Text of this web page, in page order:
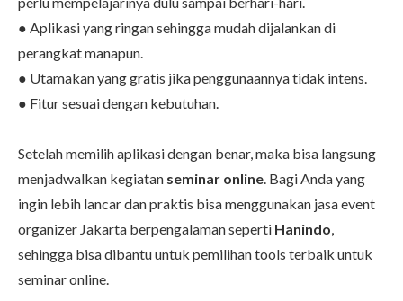
● Aplikasi yang ringan sehingga mudah dijalankan di
perangkat manapun.
● Utamakan yang gratis jika penggunaannya tidak intens.
● Fitur sesuai dengan kebutuhan.
Setelah memilih aplikasi dengan benar, maka bisa langsung
menjadwalkan kegiatan seminar online. Bagi Anda yang
ingin lebih lancar dan praktis bisamenggunakan jasa event
organizer Jakarta berpengalamanseperti Hanindo,
sehingga bisa dibantu untuk pemilihan tools terbaik untuk
seminar online.